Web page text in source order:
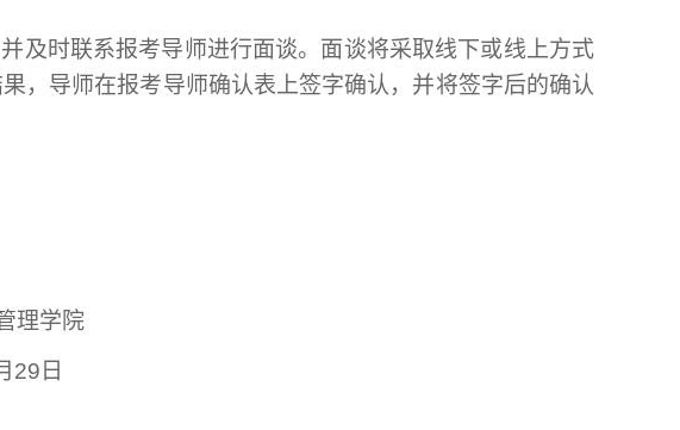
及时联系报考导师进行面谈。面谈将采取线下或线上方式
，导师在报考导师确认表上签字确认， 并将签字后的确认
理学院
29 日